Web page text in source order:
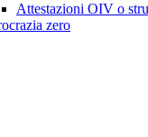
Attestazioni OIV o
zero